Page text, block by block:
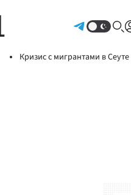
Кризис с мигрантами в Сеуте